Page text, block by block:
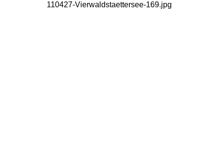
110427-Vierwaldstaettersee-169.jpg